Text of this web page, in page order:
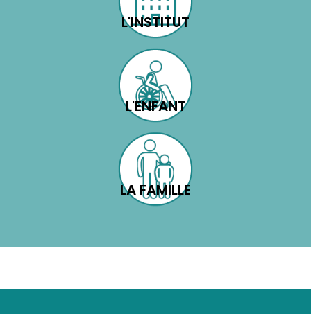
L'INSTITUT
L'ENFANT
LA FAMILLE